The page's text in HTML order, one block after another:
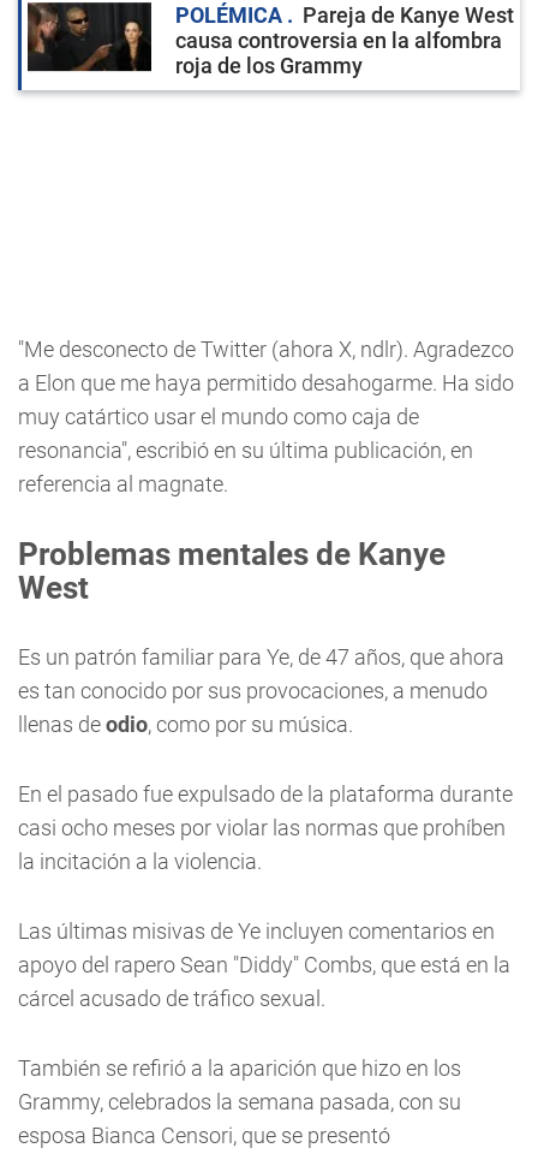
POLÉMICA
Pareja de Kanye West
causa controversia en la alfombra
roja de los Grammy
"Me desconecto de Twitter (ahora X, ndlr). Agradezco
a Elon que me haya permitido desahogarme. Ha sido
muy catártico usar el mundo como caja de
resonancia", escribió en su última publicación, en
referencia al magnate.
Problemas mentales de Kanye
West
Es un patrón familiar para Ye, de 47 años, que ahora
es tan conocido por sus provocaciones, a menudo
llenas deodio, como por su música.
En el pasado fue expulsado de la plataforma durante
casi ocho meses por violar las normas que prohíben
la incitación a la violencia.
Las últimas misivas de Ye incluyen comentarios en
apoyo del rapero Sean "Diddy" Combs, que está en la
cárcel acusado de tráfico sexual.
También se refirió a la aparición que hizo en los
Grammy, celebrados la semana pasada, con su
esposa Bianca Censori, que se presentó